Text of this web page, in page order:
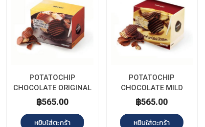
POTATOCHIP
CHOCOLATE ORIGINAL
฿565.00
หยิบใส่ตะกร้า
POTATOCHIP
CHOCOLATE MILD
BITTER
฿565.00
หยิบใส่ตะกร้า